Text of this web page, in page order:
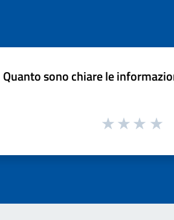
Quanto sono chiare le